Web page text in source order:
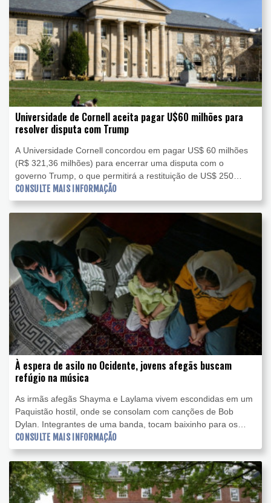
Universidade de Cornell aceita pagar U$60 milhões para
resolver disputa com Trump
A Universidade Cornell concordou em pagar US$ 60 milhões
(R$ 321,36 milhões) para encerrar uma disputa com o
governo Trump, o que permitirá a restituição de US$ 250
milhões (R$ 1,339 bilhão) em fundos federais para a
instituição da Ivy League, informou nesta sexta-feira (7).
CONSULTE MAIS INFORMAÇÃO
À espera de asilo no Ocidente, jovens afegãs buscam
refúgio na música
As irmãs afegãs Shayma e Laylama vivem escondidas em um
Paquistão hostil, onde se consolam com canções de Bob
Dylan. Integrantes de uma banda, tocam baixinho para os
vizinhos não ouvirem.
CONSULTE MAIS INFORMAÇÃO